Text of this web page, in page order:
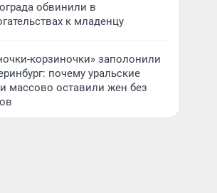
обвинили в
к младенцу
корзиночки» заполонили
почему уральские
массово оставили жен без